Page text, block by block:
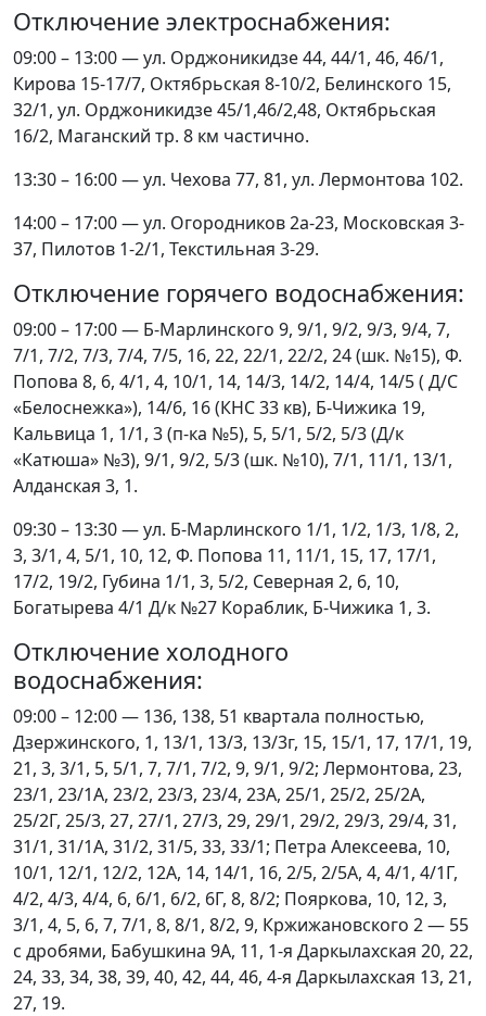
Отключение электроснабжения:
09:00 – 13:00 — ул. Орджоникидзе 44, 44/1, 46, 46/1,
Кирова 15-17/7, Октябрьская 8-10/2, Белинского 15,
32/1, ул. Орджоникидзе 45/1,46/2,48, Октябрьская
16/2, Маганский тр. 8 км частично.
13:30 – 16:00 — ул. Чехова 77, 81, ул. Лермонтова 102.
14:00 – 17:00 — ул. Огородников 2а-23, Московская 3-
37, Пилотов 1-2/1, Текстильная 3-29.
Отключение горячего водоснабжения:
09:00 – 17:00 — Б-Марлинского 9, 9/1, 9/2, 9/3, 9/4, 7,
7/1, 7/2, 7/3, 7/4, 7/5, 16, 22, 22/1, 22/2, 24 (шк. №15), Ф.
Попова 8, 6, 4/1, 4, 10/1, 14, 14/3, 14/2, 14/4, 14/5 ( Д/С
«Белоснежка»), 14/6, 16 (КНС 33 кв), Б-Чижика 19,
Кальвица 1, 1/1, 3 (п-ка №5), 5, 5/1, 5/2, 5/3 (Д/к
«Катюша» №3), 9/1, 9/2, 5/3 (шк. №10), 7/1, 11/1, 13/1,
Алданская 3, 1.
09:30 – 13:30 — ул. Б-Марлинского 1/1, 1/2, 1/3, 1/8, 2,
3, 3/1, 4, 5/1, 10, 12, Ф. Попова 11, 11/1, 15, 17, 17/1,
17/2, 19/2, Губина 1/1, 3, 5/2, Северная 2, 6, 10,
Богатырева 4/1 Д/к №27 Кораблик, Б-Чижика 1, 3.
Отключение холодного
водоснабжения:
09:00 – 12:00 — 136, 138, 51 квартала полностью,
Дзержинского, 1, 13/1, 13/3, 13/3г, 15, 15/1, 17, 17/1, 19,
21, 3, 3/1, 5, 5/1, 7, 7/1, 7/2, 9, 9/1, 9/2; Лермонтова, 23,
23/1, 23/1А, 23/2, 23/3, 23/4, 23А, 25/1, 25/2, 25/2А,
25/2Г, 25/3, 27, 27/1, 27/3, 29, 29/1, 29/2, 29/3, 29/4, 31,
31/1, 31/1А, 31/2, 31/5, 33, 33/1; Петра Алексеева, 10,
10/1, 12/1, 12/2, 12А, 14, 14/1, 16, 2/5, 2/5А, 4, 4/1, 4/1Г,
4/2, 4/3, 4/4, 6, 6/1, 6/2, 6Г, 8, 8/2; Пояркова, 10, 12, 3,
3/1, 4, 5, 6, 7, 7/1, 8, 8/1, 8/2, 9, Кржижановского 2 — 55
с дробями, Бабушкина 9А, 11, 1-я Даркылахская 20, 22,
24, 33, 34, 38, 39, 40, 42, 44, 46, 4-я Даркылахская 13, 21,
27, 19.